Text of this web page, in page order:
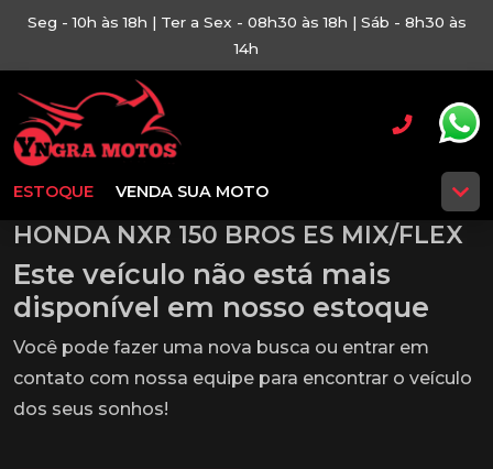
Seg - 10h às 18h | Ter a Sex - 08h30 às 18h | Sáb - 8h30 às
14h
ESTOQUE VENDA SUA MOTO
HONDA NXR 150 BROS ES MIX/FLEX
Este veículo não está mais
disponível em nosso estoque
Você pode fazer uma nova busca ou entrar em
contato com nossa equipe para encontrar o veículo
dos seus sonhos!